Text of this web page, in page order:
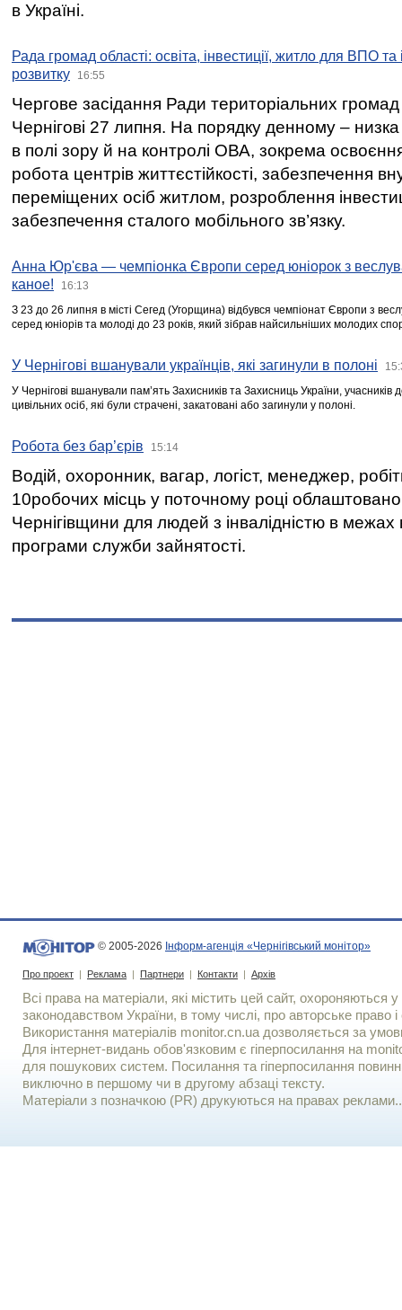
в Україні.
Рада громад області: освіта, інвестиції, житло для ВПО
розвитку
16:55
Чергове засідання Ради територіальних громад
Чернігові 27 липня. На порядку денному –
в полі зору й на контролі ОВА, зокрема освоєння
робота центрів життєстійкості, забезпечення
переміщених осіб житлом, розроблення
забезпечення сталого мобільного зв’язку.
Анна Юр'єва — чемпіонка Європи серед юніорок з
каное!
16:13
З 23 до 26 липня в місті Сегед (Угорщина) відбувся чемпіонат Європи з
серед юніорів та молоді до 23 років, який зібрав найсильніших молодих
У Чернігові вшанували українців, які загинули в полоні
У Чернігові вшанували пам’ять Захисників та Захисниць України,
цивільних осіб, які були страчені, закатовані або загинули у полоні.
Робота без бар’єрів 15:14
Водій, охоронник, вагар, логіст, менеджер,
10робочих місць у поточному році
Чернігівщини для людей з інвалідністю в межах
програми служби зайнятості.
© 2005-2026 Інформ-агенція «Чернігівський монітор»
Про проект | Реклама | Партнери | Контакти | Архів
Всі права на матеріали, які містить цей сайт, охороняються у
законодавством України, в тому числі, про авторське право і
Використання матерiалiв monitor.cn.ua дозволяється за
Для iнтернет-видань обов'язковим є гiперпосилання на
для пошукових систем. Посилання та гіперпосилання
виключно в першому чи в другому абзаці тексту.
Матеріали з позначкою (PR) друкуються на правах реклами..